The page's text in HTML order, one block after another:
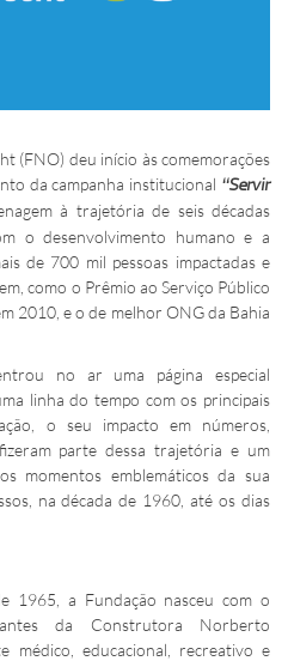
(FNO) deu início às comemorações
da campanha institucional “Servir
à trajetória de seis décadas
o desenvolvimento humano e a
de 700 mil pessoas impactadas e
como o Prêmio ao Serviço Público
2010, e o de melhor ONG da Bahia
no ar uma página especial
linha do tempo com os principais
o seu impacto em números,
parte dessa trajetória e um
momentos emblemáticos da sua
na década de 1960, até os dias
1965, a Fundação nasceu com o
da Construtora Norberto
médico, educacional, recreativo e